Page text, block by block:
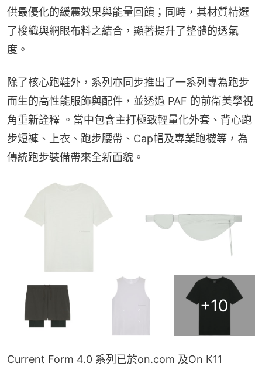
供最優化的緩震效果與能量回饋；同時，其材質精選
了梭織與網眼布料之結合，顯著提升了整體的透氣
度。
除了核心跑鞋外，系列亦同步推出了一系列專為跑步
而生的高性能服飾與配件，並透過 PAF 的前衛美學視
角重新詮釋 。當中包含主打極致輕量化外套、背心跑
步短褲、上衣、跑步腰帶、Cap帽及專業跑襪等，為
傳統跑步裝備帶來全新面貌。
+10
Current Form 4.0 系列已於on.com 及On K11